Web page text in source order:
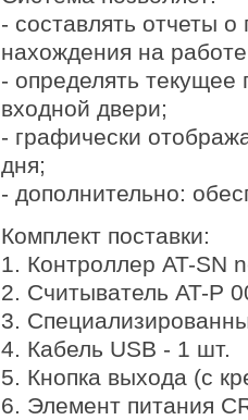
- составлять отчеты
нахождения на
- определять текущее
входной двери;
- графически
дня;
- дополнительно:
Комплект поставки:
1. Контроллер AT-SN
2. Считыватель AT-P
3.
4. Кабель USB - 1 шт.
5. Кнопка выхода (с
6. Элемент питания